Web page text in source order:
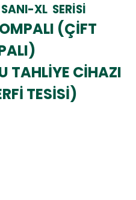
XL SERİSİ
(ÇİFT
TAHLİYE CİHAZI
TESİSİ)